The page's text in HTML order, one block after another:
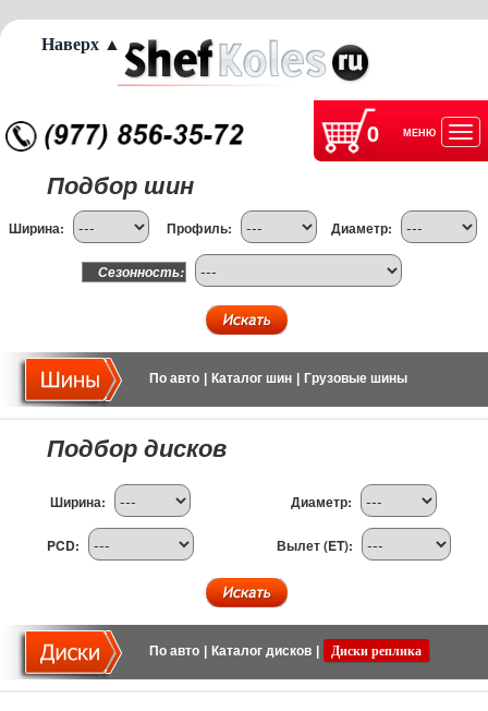
0 МЕНЮ
Подбор шин
Ширина: Профиль: Диаметр:
Сезонность:
По авто Каталог шин Грузовые шины
Подбор дисков
Ширина: Диаметр:
PCD: Вылет (ET):
По авто Каталог дисков Диски реплика
Наверх ▲